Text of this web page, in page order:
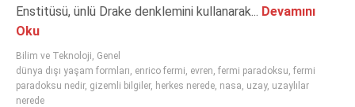
Enstitüsü, ünlü Drake denklemini kullanarak... Devamını
Oku
Bilim ve Teknoloji, Genel
dünya dışı yaşam formları, enrico fermi, evren, fermi paradoksu, fermi
paradoksu nedir, gizemli bilgiler, herkes nerede, nasa, uzay, uzaylılar
nerede